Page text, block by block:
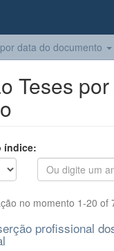
data do documento
Teses
índice:
no momento 1-20 of
profissional